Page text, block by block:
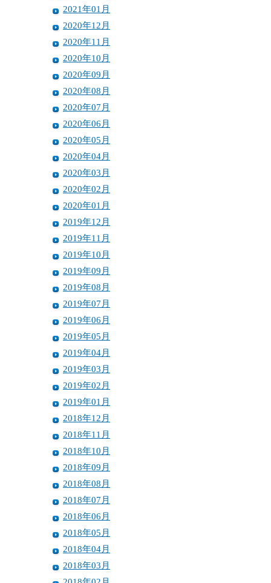
2021年01月
2020年12月
2020年11月
2020年10月
2020年09月
2020年08月
2020年07月
2020年06月
2020年05月
2020年04月
2020年03月
2020年02月
2020年01月
2019年12月
2019年11月
2019年10月
2019年09月
2019年08月
2019年07月
2019年06月
2019年05月
2019年04月
2019年03月
2019年02月
2019年01月
2018年12月
2018年11月
2018年10月
2018年09月
2018年08月
2018年07月
2018年06月
2018年05月
2018年04月
2018年03月